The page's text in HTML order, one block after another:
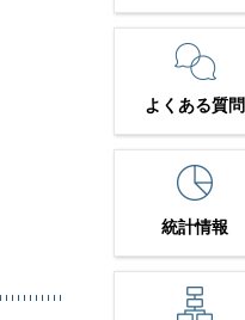
よくある質問
統計情報